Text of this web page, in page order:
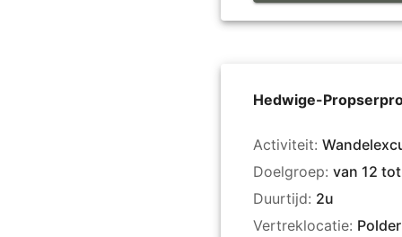
Hedwige-
Activiteit:
Doelgroep: van 12
Duurtijd: 2u
Vertreklocatie: